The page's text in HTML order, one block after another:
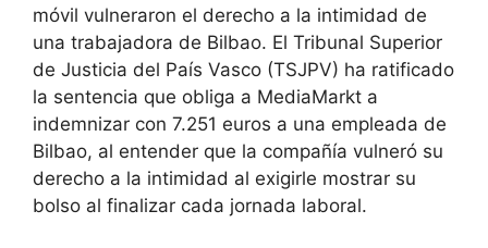
móvil vulneraron el derecho a la intimidad de
una trabajadora de Bilbao. El Tribunal Superior
de Justicia del País Vasco (TSJPV) ha ratificado
la sentencia que obliga a MediaMarkt a
indemnizar con 7.251 euros a una empleada de
Bilbao, al entender que la compañía vulneró su
derecho a la intimidad al exigirle mostrar su
bolso al finalizar cada jornada laboral.